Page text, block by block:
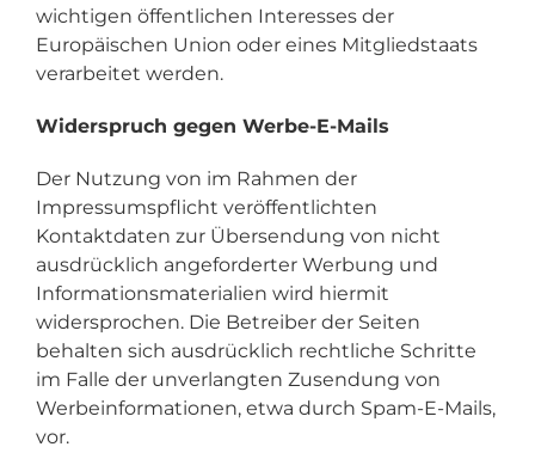
wichtigen öffentlichen Interesses der
Europäischen Union oder eines Mitgliedstaats
verarbeitet werden.
Widerspruch gegen Werbe-E-Mails
Der Nutzung von im Rahmen der
Impressumspflicht veröffentlichten
Kontaktdaten zur Übersendung von nicht
ausdrücklich angeforderter Werbung und
Informationsmaterialien wird hiermit
widersprochen. Die Betreiber der Seiten
behalten sich ausdrücklich rechtliche Schritte
im Falle der unverlangten Zusendung von
Werbeinformationen, etwa durch Spam-E-Mails,
vor.